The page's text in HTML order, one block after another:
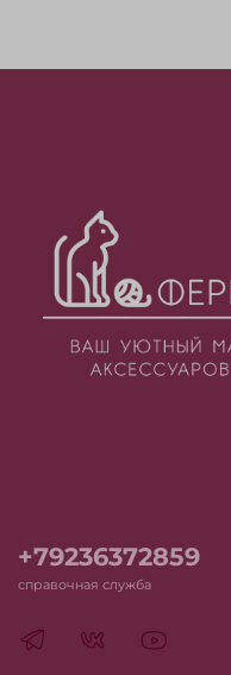
+79236372859
справочная служба